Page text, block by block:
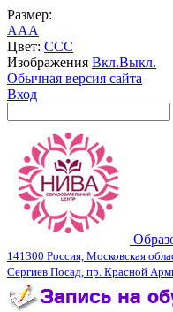
Размер:
AAA
Цвет: CCC
Изображения Вкл.Выкл.
Обычная версия сайта
Вход
141300 Россия, Московская
Сергиев Посад, пр. Красной